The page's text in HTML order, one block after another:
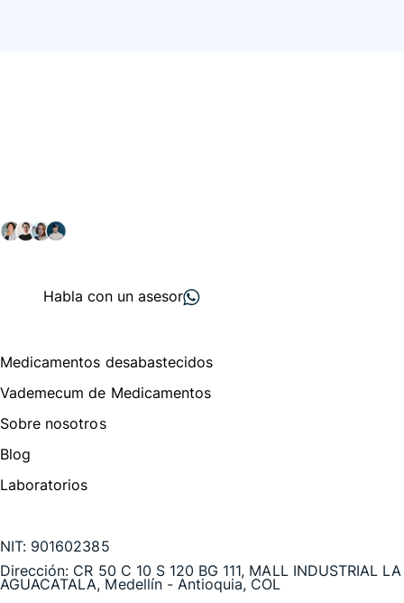
Habla con un asesor
Medicamentos desabastecidos
Vademecum de Medicamentos
Sobre nosotros
Blog
Laboratorios
NIT: 901602385
Dirección: CR 50 C 10 S 120 BG 111, MALL INDUSTRIAL LA
AGUACATALA, Medellín - Antioquia, COL